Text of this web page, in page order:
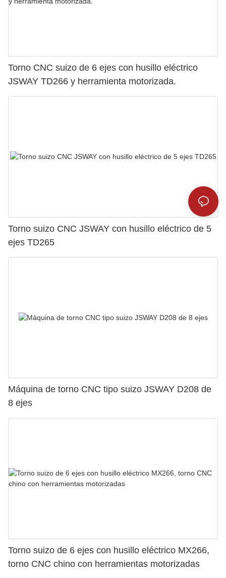
Torno CNC suizo de 6 ejes con husillo eléctrico
JSWAY TD266 y herramienta motorizada.
Torno suizo CNC JSWAY con husillo eléctrico de 5
ejes TD265
Máquina de torno CNC tipo suizo JSWAY D208 de
8 ejes
Torno suizo de 6 ejes con husillo eléctrico MX266,
torno CNC chino con herramientas motorizadas